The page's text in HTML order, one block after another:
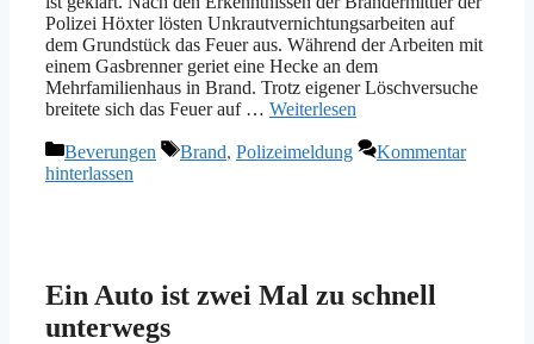
Polizei Höxter lösten Unkrautvernichtungsarbeiten auf
dem Grundstück das Feuer aus. Während der Arbeiten mit
einem Gasbrenner geriet eine Hecke an dem
Mehrfamilienhaus in Brand. Trotz eigener Löschversuche
breitete sich das Feuer auf … Weiterlesen
Kategorien
Beverungen Schlagwörter
Brand, Polizeimeldung
Kommentar
hinterlassen
Ein Auto ist zwei Mal zu schnell
unterwegs